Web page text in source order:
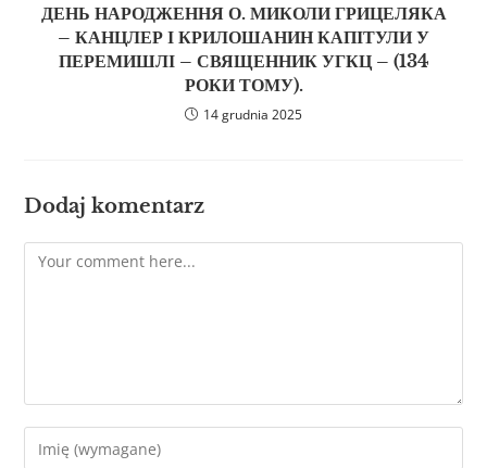
ДЕНЬ НАРОДЖЕННЯ О. МИКОЛИ ГРИЦЕЛЯКА
– КАНЦЛЕР І КРИЛОШАНИН КАПІТУЛИ У
ПЕРЕМИШЛІ – СВЯЩЕННИК УГКЦ – (134
РОКИ ТОМУ).
14 grudnia 2025
Dodaj komentarz